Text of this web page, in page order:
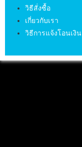
วิธีสั่งซื้อ
เกี่ยวกับเรา
วิธีการแจ้งโอนเงิน